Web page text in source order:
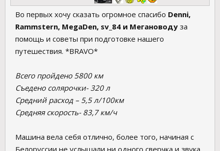
Во первых хочу сказать огромное спасибо Denni,
Rammstern, MegaDen, sv_84 и Мегановоду за
помощь и советы при подготовке нашего
путешествия. *BRAVO*
Всего пройдено 5800 км
Съедено солярочки- 320 л
Средний расход – 5,5 л/100км
Средняя скорость- 83,7 км/ч
Машина вела себя отлично, более того, начиная с
Белоруссии не услышали ни одного сверчка и звука